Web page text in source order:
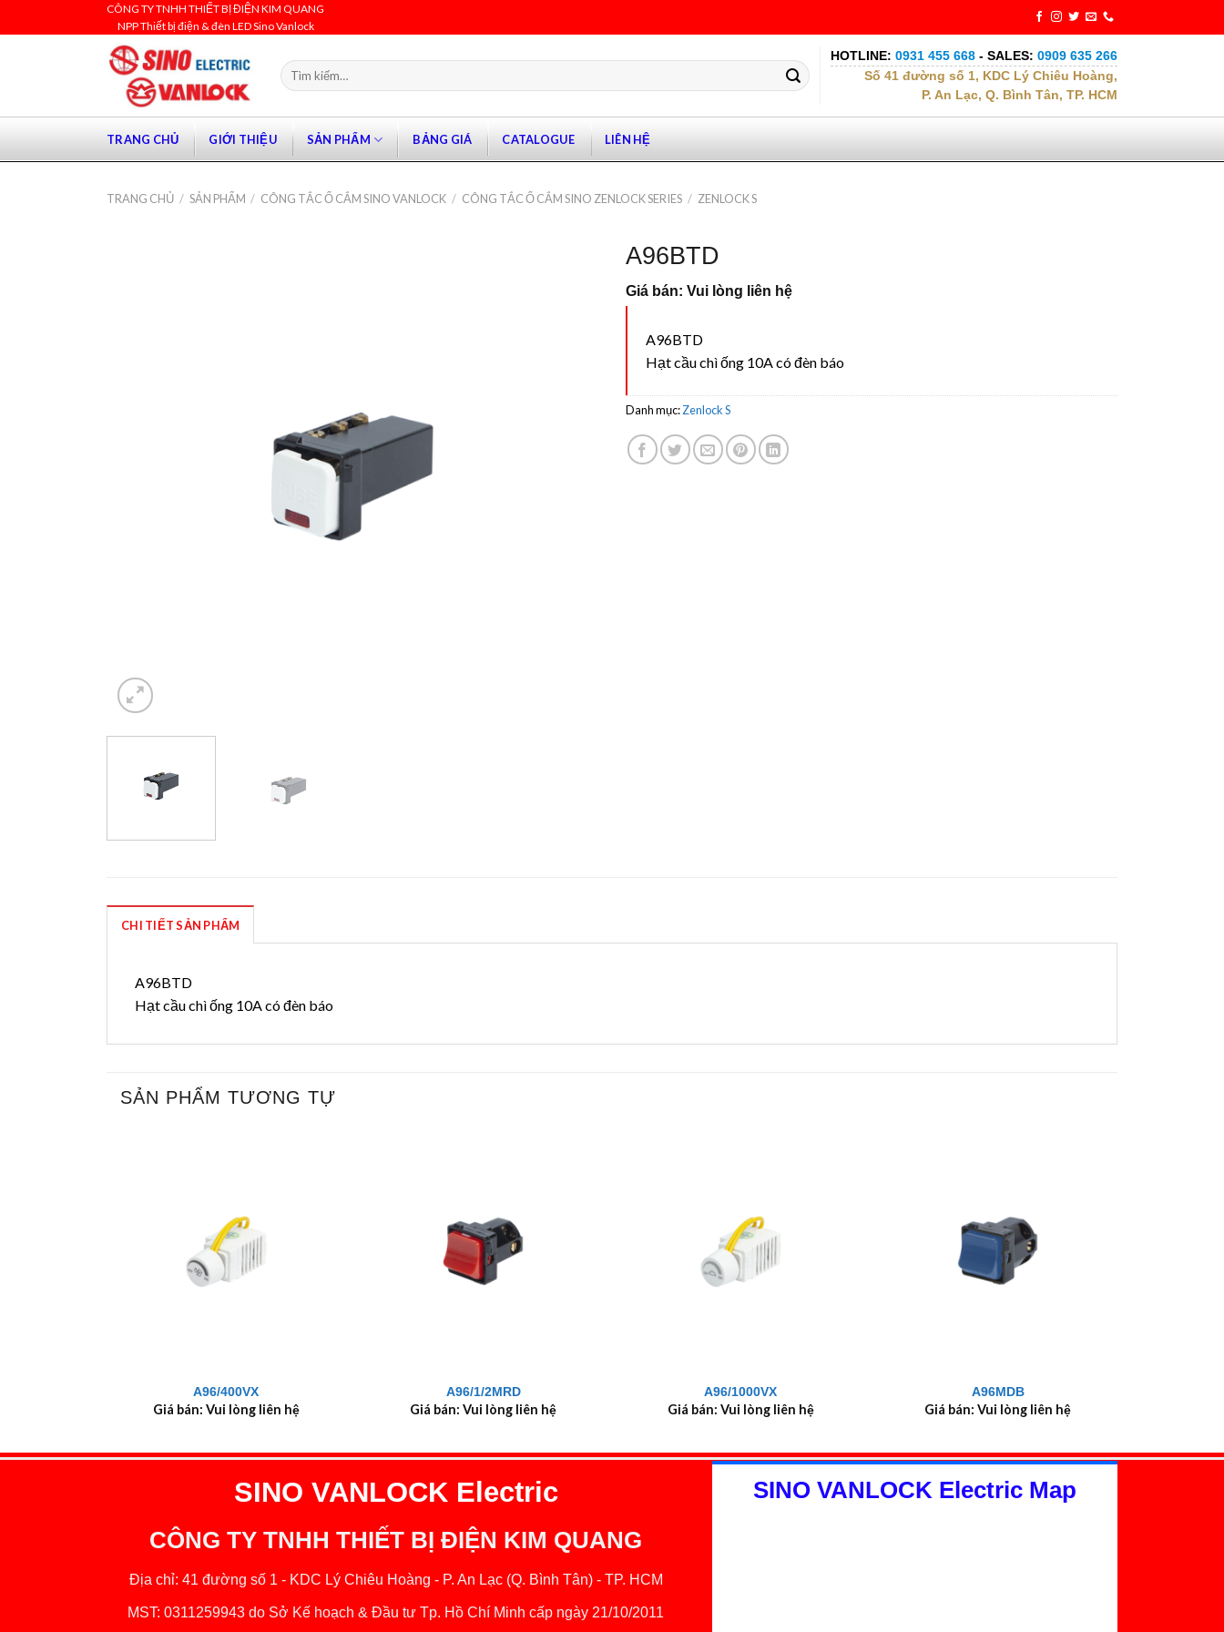
to
CÔNG TY TNHH THIẾT BỊ ĐIỆN KIM QUANG
NPP Thiết bị điện & đèn LED Sino Vanlock
Tìm
kiếm:
HOTLINE: 0931 455 668 - SALES: 0909 635 266
Số 41 đường số 1, KDC Lý Chiêu Hoàng,
P. An Lạc, Q. Bình Tân, TP. HCM
TRANG CHỦ GIỚI THIỆU SẢN PHẨM BẢNG GIÁ CATALOGUE LIÊN HỆ
TRANG CHỦ / SẢN PHẨM / CÔNG TẮC Ổ CẮM SINO VANLOCK / CÔNG TẮC Ổ CẮM SINO ZENLOCK SERIES / ZENLOCK S
A96BTD
Giá bán: Vui lòng liên hệ
A96BTD
Hạt cầu chì ống 10A có đèn báo
Danh mục:Zenlock S
CHI TIẾT SẢN PHẨM
A96BTD
Hạt cầu chì ống 10A có đèn báo
SẢN PHẨM TƯƠNG TỰ
A96/400VX
Giá bán: Vui lòng liên hệ
A96/1/2MRD
Giá bán: Vui lòng liên hệ
A96/1000VX
Giá bán: Vui lòng liên hệ
A96MDB
Giá bán: Vui lòng liên hệ
SINO VANLOCK Electric
CÔNG TY TNHH THIẾT BỊ ĐIỆN KIM QUANG
Địa chỉ: 41 đường số 1 - KDC Lý Chiêu Hoàng - P. An Lạc (Q. Bình Tân) - TP. HCM
MST: 0311259943 do Sở Kế hoạch & Đầu tư Tp. Hồ Chí Minh cấp ngày 21/10/2011
SINO VANLOCK Electric Map